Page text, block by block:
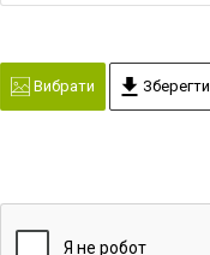
Вибрати Зберегти